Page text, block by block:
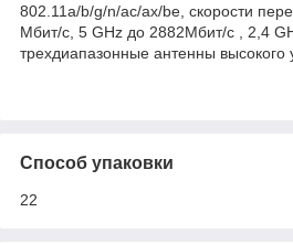
802.11a/b/g/n/ac/ax/be, скорости
Мбит/с, 5 GHz до 2882Мбит/с , 2,4
трехдиапазонные антенны высокого
Способ упаковки
22